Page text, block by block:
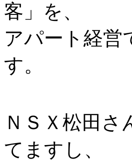
客」を、
アパート経営
す。
ＮＳＸ松田さ
てますし、